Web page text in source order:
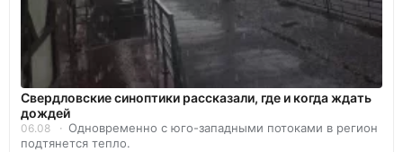
Свердловские синоптики рассказали, где и когда ждать
дождей
06.08
Одновременно с юго-западными потоками в регион
подтянется тепло.